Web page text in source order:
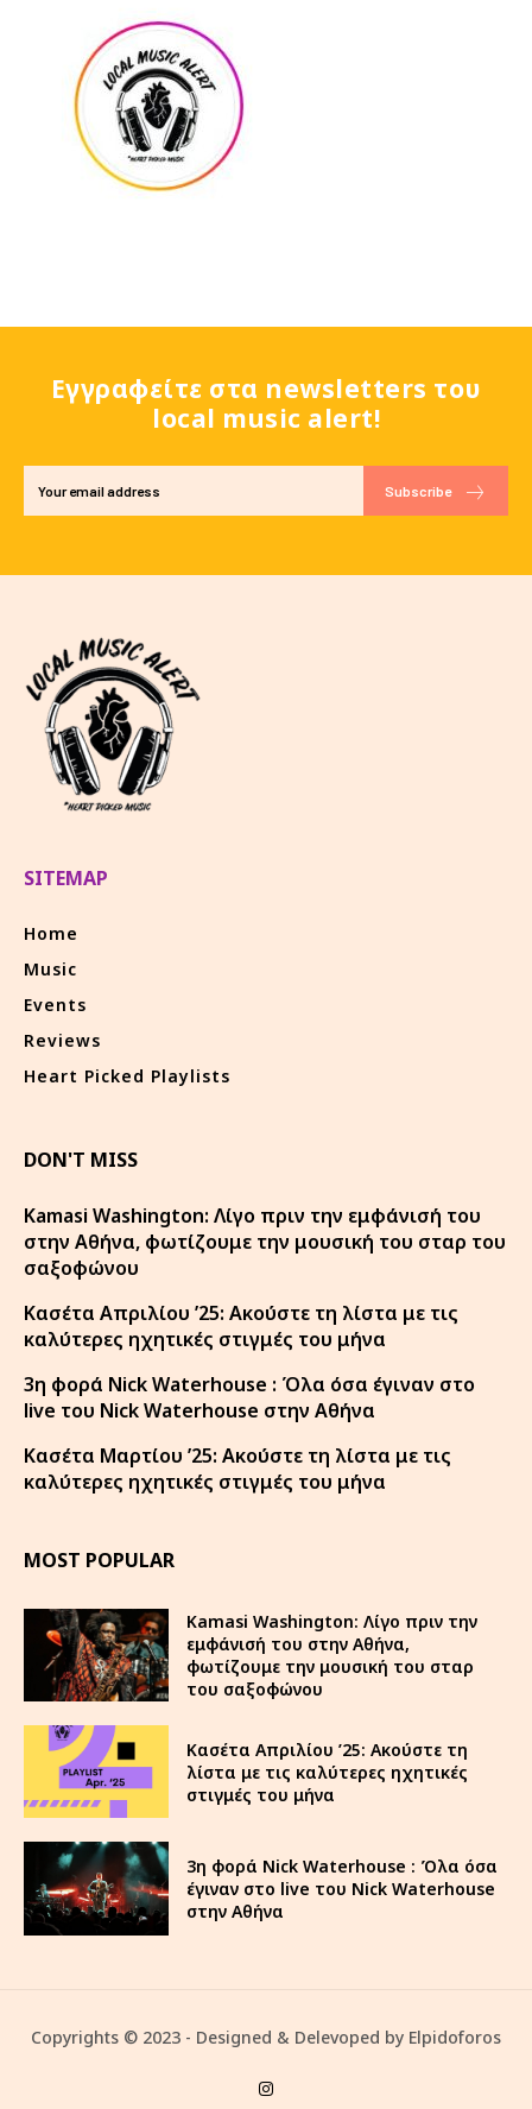
Εγγραφείτε στα newsletters του
local music alert!
Subscribe
SITEMAP
Home
Music
Events
Reviews
Heart Picked Playlists
DON'T MISS
Kamasi Washington: Λίγο πριν την εμφάνισή του
στην Αθήνα, φωτίζουμε την μουσική του σταρ του
σαξοφώνου
Κασέτα Απριλίου ’25: Ακούστε τη λίστα με τις
καλύτερες ηχητικές στιγμές του μήνα
3η φορά Nick Waterhouse : Όλα όσα έγιναν στο
live του Nick Waterhouse στην Αθήνα
Κασέτα Μαρτίου ’25: Ακούστε τη λίστα με τις
καλύτερες ηχητικές στιγμές του μήνα
MOST POPULAR
Kamasi Washington: Λίγο πριν την
εμφάνισή του στην Αθήνα,
φωτίζουμε την μουσική του σταρ
του σαξοφώνου
Κασέτα Απριλίου ’25: Ακούστε τη
λίστα με τις καλύτερες ηχητικές
στιγμές του μήνα
3η φορά Nick Waterhouse : Όλα όσα
έγιναν στο live του Nick Waterhouse
στην Αθήνα
Copyrights © 2023 - Designed & Delevoped by Elpidoforos